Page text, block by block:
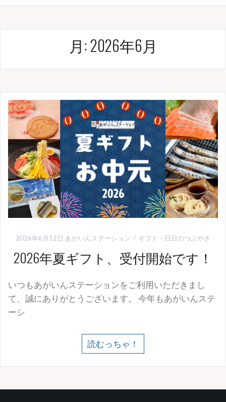
月:2026年6月
2026年6月12日 あがいんステーション ギフト ・ 日日のつぶやき
2026年夏ギフト、受付開始です！
いつもあがいんステーションをご利用いただきまし
て、誠にありがとうございます。 今年もあがいんステ
ーシ
読むっちゃ！